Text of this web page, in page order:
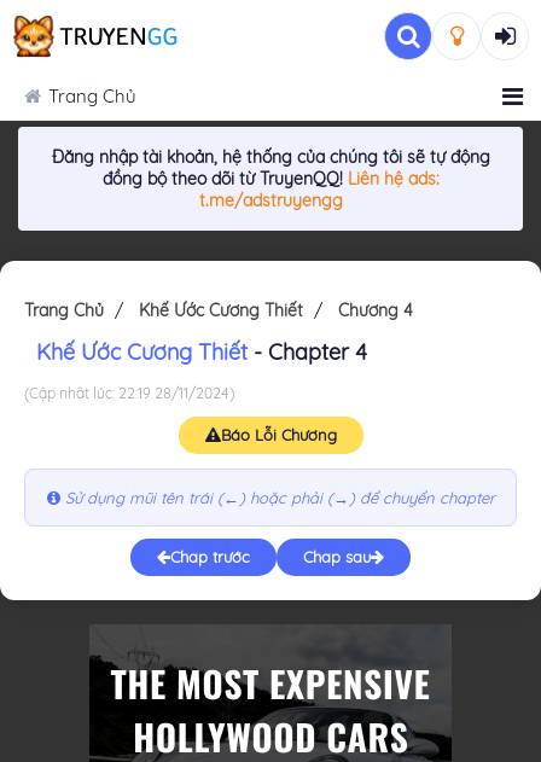
Trang Chủ
Đăng nhập tài khoản, hệ thống của chúng tôi sẽ tự động
đồng bộ theo dõi từ TruyenQQ! Liên hệ ads:
t.me/adstruyengg
Trang Chủ Khế Ước Cương Thiết Chương 4
Khế Ước Cương Thiết- Chapter 4
(Cập nhật lúc: 22:19 28/11/2024)
Báo Lỗi Chương
Sử dụng mũi tên trái (←) hoặc phải (→) để chuyển chapter
Chap trước Chap sau